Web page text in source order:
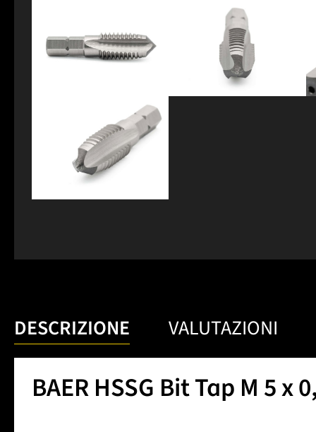
DESCRIZIONE VALUTAZIONI
BAER HSSG Bit Tap M 5 x